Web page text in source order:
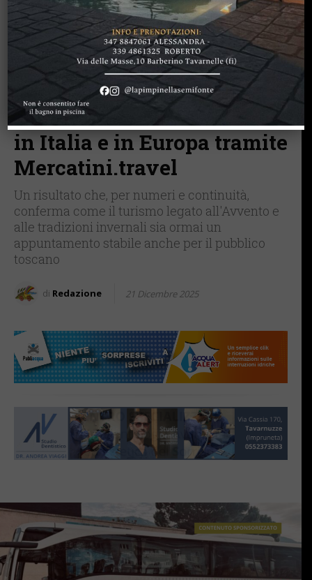
SAN CASCIANO
Mercatini di Natale:
bilancio positivo per
Oceanya.it. Oltre 500
viaggiatori accompagnati
in Italia e in Europa tramite
Mercatini.travel
Un risultato che, per numeri e continuità,
conferma come il turismo legato all'Avvento e
alle tradizioni invernali sia ormai un
appuntamento stabile anche per il pubblico
toscano
di Redazione 21 Dicembre 2025